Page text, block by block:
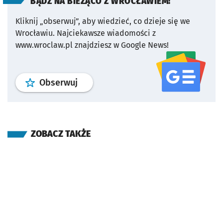
Kliknij „obserwuj”, aby wiedzieć, co dzieje się we
Wrocławiu. Najciekawsze wiadomości z
www.wroclaw.pl znajdziesz w Google News!
Obserwuj profil serwisu
ZOBACZ TAKŻE